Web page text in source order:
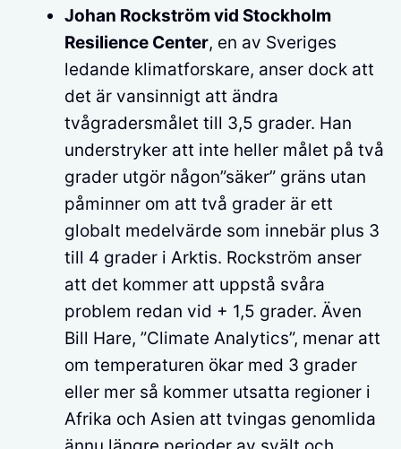
Johan Rockström vid Stockholm
Resilience Center, en av Sveriges
ledande klimatforskare, anser dock att
det är vansinnigt att ändra
tvågradersmålet till 3,5 grader. Han
understryker att inte heller målet på två
grader utgör någon”säker” gräns utan
påminner om att två grader är ett
globalt medelvärde som innebär plus 3
till 4 grader i Arktis. Rockström anser
att det kommer att uppstå svåra
problem redan vid + 1,5 grader. Även
Bill Hare, ”Climate Analytics”, menar att
om temperaturen ökar med 3 grader
eller mer så kommer utsatta regioner i
Afrika och Asien att tvingas genomlida